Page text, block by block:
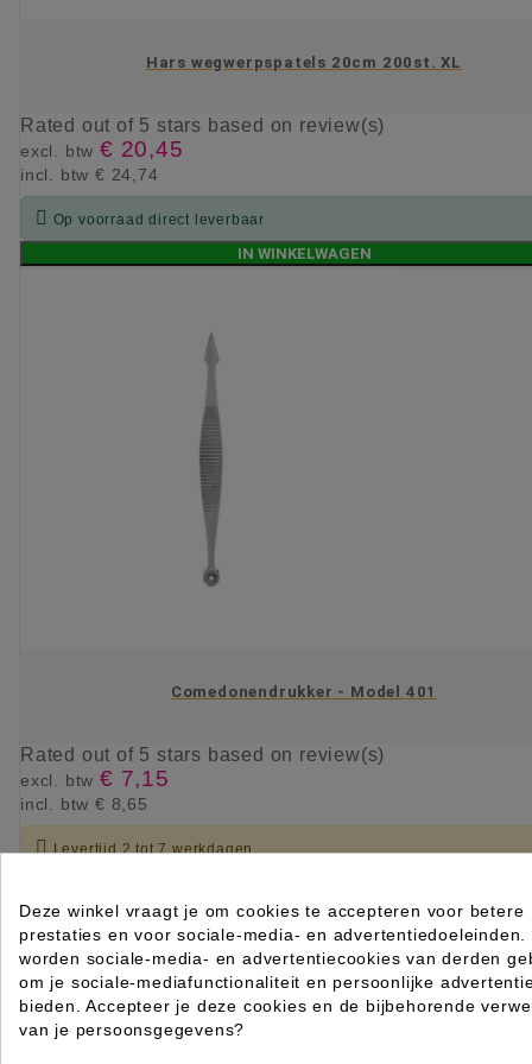
Hars wegwerpspatels 20cm 200st. XL
Rated out of 5 stars based on review(s)
excl. btw € 20,45
incl. btw € 24,74
 Op voorraad direct leverbaar
IN WINKELWAGEN
Comedonendrukker - Model 401
Rated out of 5 stars based on review(s)
excl. btw € 7,15
incl. btw € 8,65
 Levertijd 2 tot 7 werkdagen
Deze winkel vraagt je om cookies te accepteren voor betere
prestaties en voor sociale-media- en advertentiedoeleinden.
worden sociale-media- en advertentiecookies van derden
om je sociale-mediafunctionaliteit en persoonlijke
bieden. Accepteer je deze cookies en de bijbehorende
van je persoonsgegevens?